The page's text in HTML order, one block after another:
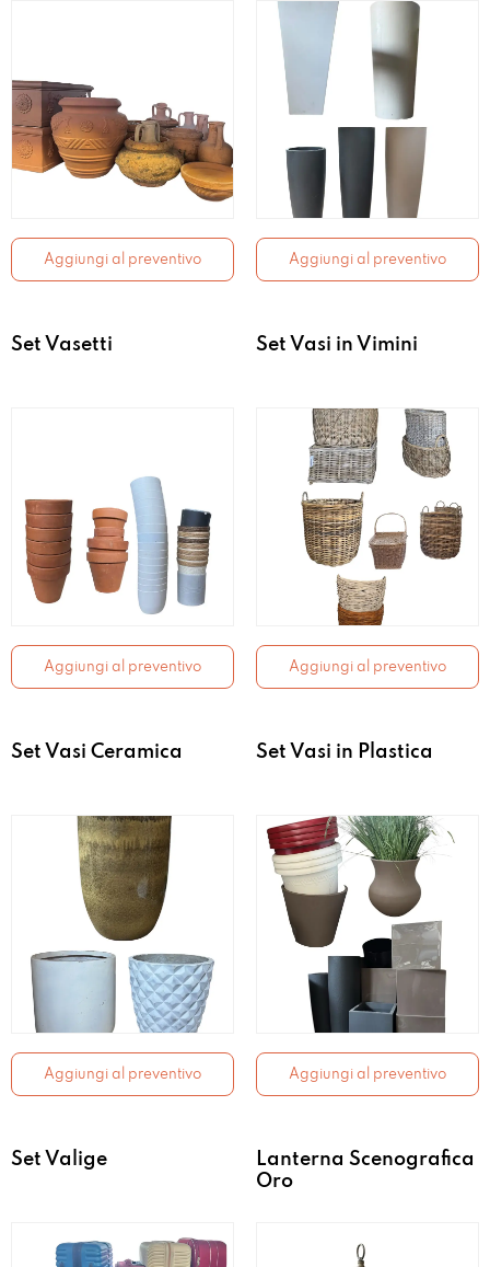
Aggiungi al preventivo Aggiungi al preventivo
Set Vasetti
Aggiungi al preventivo
Set Vasi in Vimini
Aggiungi al preventivo
Set Vasi Ceramica
Aggiungi al preventivo
Set Vasi in Plastica
Aggiungi al preventivo
Set Valige
Lanterna Scenografica
Oro